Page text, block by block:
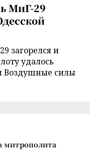
МиГ-29
загорелся и
удалось
Воздушные силы
митрополита